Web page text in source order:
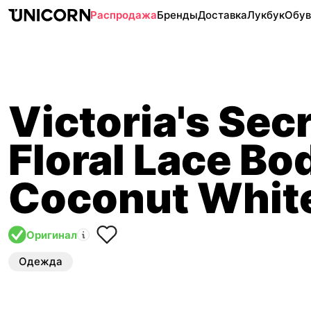
РаспродажаБрендыДоставкаЛукбук
Victoria's
Floral Lace
Coconut
Оригинал
Одежда